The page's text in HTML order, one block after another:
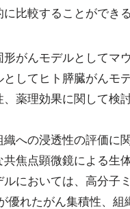
比較することができる
がんモデルとしてマ
してヒト膵臓がんモ
薬理効果に関して検
への浸透性の評価に
焦点顕微鏡による生
においては、高分子
優れたがん集積性、組